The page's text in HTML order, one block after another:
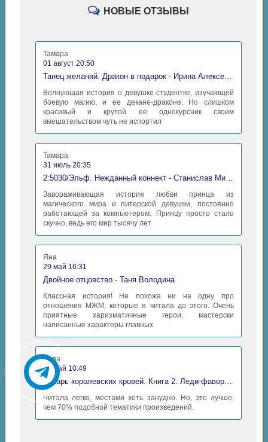
НОВЫЕ ОТЗЫВЫ
Тамара
01 август 20:50
Танец желаний. Дракон в подарок - Ирина Алексеева
Волнующая история о девушке-студентке, изучающей
боевую магию, и ее декане-драконе. Но слишком
красивый и крутой ее однокурсник своим
вмешательством чуть не испортил
Тамара
31 июль 20:35
2:5030/Эльф. Нежданный коннект - Станислав Миков
Завораживающая история любви принца из
магического мира и питерской девушки, постоянно
работающей за компьютером. Принцу просто стало
скучно, ведь его мир тысячу лет
Яна
29 май 16:31
Двойное отцовство - Таня Володина
Классная история! Не похожа ни на одну про
отношения МЖМ, которые я читала до этого. Очень
приятные харизматичные герои, мастерски
написанные характеры главных
Аида
06 май 10:49
Дикарь королевских кровей. Книга 2. Леди-фаворитка - Анна Сергеевна Гаврилова
Читала легко, местами хоть занудно. Но, это лучше,
чем 70% подобной тематики произведений.